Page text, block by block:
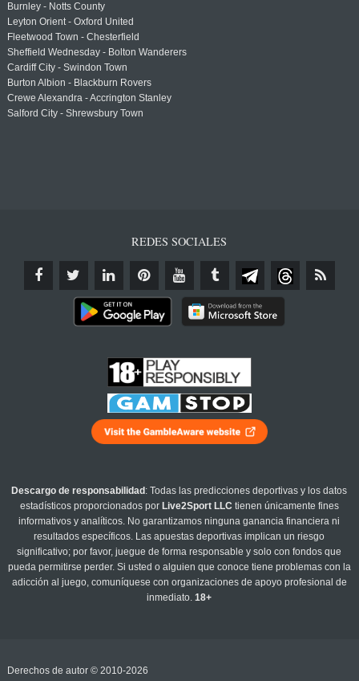
Burnley - Notts County
Leyton Orient - Oxford United
Fleetwood Town - Chesterfield
Sheffield Wednesday - Bolton Wanderers
Cardiff City - Swindon Town
Burton Albion - Blackburn Rovers
Crewe Alexandra - Accrington Stanley
Salford City - Shrewsbury Town
REDES SOCIALES
Descargo de responsabilidad : Todas las predicciones deportivas y los datos
estadísticos proporcionados por Live2Sport LLC tienen únicamente fines
informativos y analíticos. No garantizamos ninguna ganancia financiera ni
resultados específicos. Las apuestas deportivas implican un riesgo
significativo; por favor, juegue de forma responsable y solo con fondos que
pueda permitirse perder. Si usted o alguien que conoce tiene problemas con la
adicción al juego, comuníquese con organizaciones de apoyo profesional de
inmediato.18+
Derechos de autor © 2010-2026